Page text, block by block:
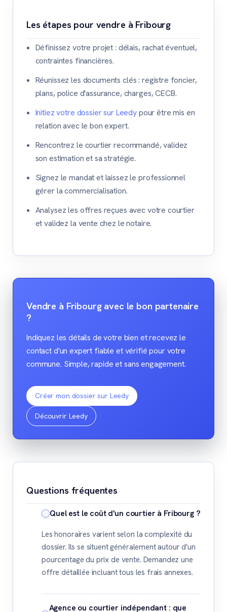
Les étapes pour vendre à Fribourg
Définissez votre projet : délais, rachat éventuel,
contraintes financières.
Réunissez les documents clés : registre foncier,
plans, police d'assurance, charges, CECB.
Initiez votre dossier sur Leedypour être mis en
relation avec le bon expert.
Rencontrez le courtier recommandé, validez
son estimation et sa stratégie.
Signez le mandat et laissez le professionnel
gérer la commercialisation.
Analysez les offres reçues avec votre courtier
et validez la vente chez le notaire.
Vendre à Fribourg avec le bon partenaire
?
Indiquez les détails de votre bien et recevez le
contact d'un expert fiable et vérifié pour votre
commune. Simple, rapide et sans engagement.
Créer mon dossier sur Leedy
Découvrir Leedy
Questions fréquentes
Quel est le coût d'un courtier à Fribourg ?
Les honoraires varient selon la complexité du
dossier. Ils se situent généralement autour d'un
pourcentage du prix de vente. Demandez une
offre détaillée incluant tous les frais annexes.
Agence ou courtier indépendant : que